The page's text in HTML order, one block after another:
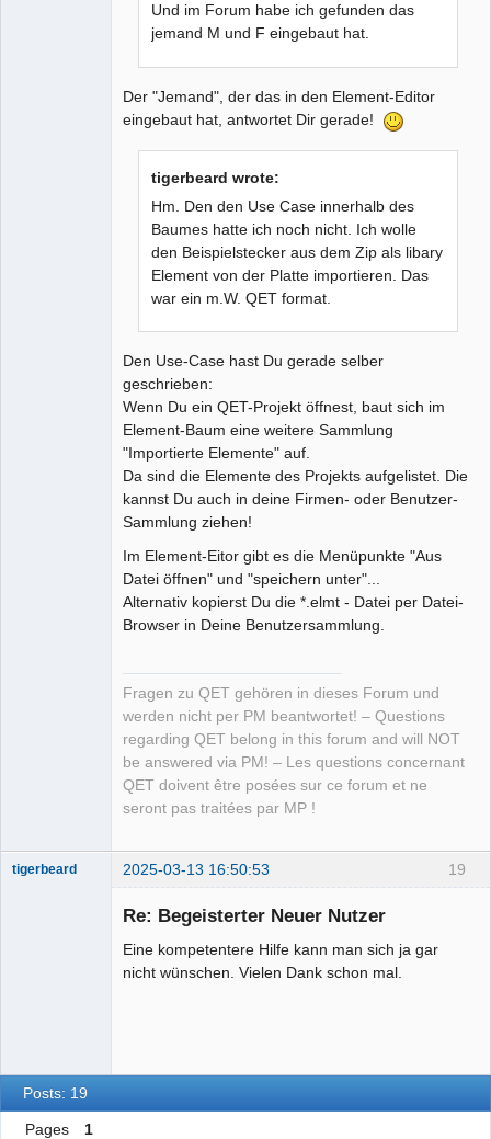
Und im Forum habe ich gefunden das
jemand M und F eingebaut hat.
Der "Jemand", der das in den Element-Editor
eingebaut hat, antwortet Dir gerade!
tigerbeard wrote:
Hm. Den den Use Case innerhalb des
Baumes hatte ich noch nicht. Ich wolle
den Beispielstecker aus dem Zip als libary
Element von der Platte importieren. Das
war ein m.W. QET format.
Den Use-Case hast Du gerade selber
geschrieben:
Wenn Du ein QET-Projekt öffnest, baut sich im
Element-Baum eine weitere Sammlung
"Importierte Elemente" auf.
Da sind die Elemente des Projekts aufgelistet. Die
kannst Du auch in deine Firmen- oder Benutzer-
Sammlung ziehen!
Im Element-Eitor gibt es die Menüpunkte "Aus
Datei öffnen" und "speichern unter"...
Alternativ kopierst Du die *.elmt - Datei per Datei-
Browser in Deine Benutzersammlung.
Fragen zu QET gehören in dieses Forum und
werden nicht per PM beantwortet! – Questions
regarding QET belong in this forum and will NOT
be answered via PM! – Les questions concernant
QET doivent être posées sur ce forum et ne
seront pas traitées par MP !
19
tigerbeard 2025-03-13 16:50:53
Re: Begeisterter Neuer Nutzer
Eine kompetentere Hilfe kann man sich ja gar
nicht wünschen. Vielen Dank schon mal.
Posts: 19
Pages 1